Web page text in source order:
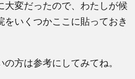
大変だったので、わたしが候
をいくつかここに貼っておき
方は参考にしてみてね。